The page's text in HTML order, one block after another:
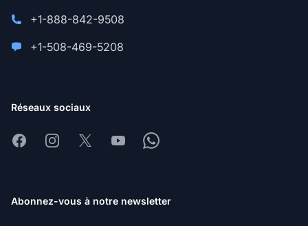
+1-888-842-9508
+1-508-469-5208
Réseaux sociaux
FacebookInstagram
X YoutubeWhatsapp
Abonnez-vous à notre newsletter